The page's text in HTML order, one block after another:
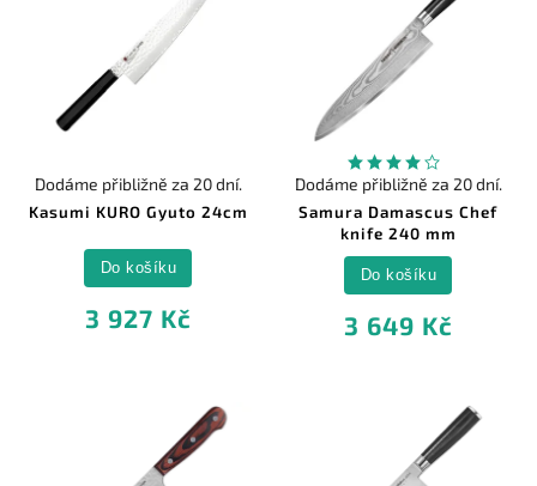
Kasumi KURO Gyuto 24cm
Dodáme přibližně za 20 dní.
3 927 Kč
Do košíku
Samura Damascus Chef
knife 240 mm
Dodáme přibližně za 20 dní.
3 649 Kč
Do košíku